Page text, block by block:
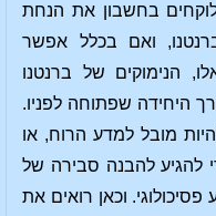
בחשבון את הנחת
ואם בכלל אפשר
הנימוקים של ברנטנו
היחידה שפתוחה לפניו.
מובל למדע הרוח, או
להגיע להבנה סבירה של
וכאן רואים את